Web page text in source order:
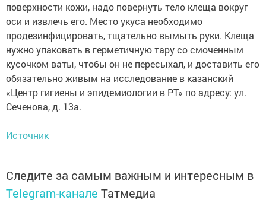
поверхности кожи, надо повернуть тело клеща вокруг
оси и извлечь его. Место укуса необходимо
продезинфицировать, тщательно вымыть руки. Клеща
нужно упаковать в герметичную тару со смоченным
кусочком ваты, чтобы он не пересыхал, и доставить его
обязательно живым на исследование в казанский
«Центр гигиены и эпидемиологии в РТ» по адресу: ул.
Сеченова, д. 13а.
Источник
Следите за самым важным и интересным в
Telegram-канале Татмедиа